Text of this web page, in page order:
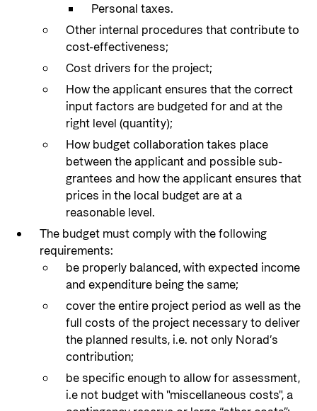
Personal taxes.
Other internal procedures that contribute to
cost-effectiveness;
Cost drivers for the project;
How the applicant ensures that the correct
input factors are budgeted for and at the
right level (quantity);
How budget collaboration takes place
between the applicant and possible sub-
grantees and how the applicant ensures that
prices in the local budget are at a
reasonable level.
The budget must comply with the following
requirements:
be properly balanced, with expected income
and expenditure being the same;
cover the entire project period as well as the
full costs of the project necessary to deliver
the planned results, i.e. not only Norad’s
contribution;
be specific enough to allow for assessment,
i.e not budget with "miscellaneous costs", a